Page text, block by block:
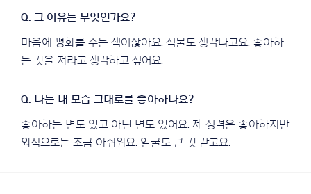
마음에 평화를 주는 색이잖아요. 식물도 생각나고요. 좋아하
는 것을 저라고 생각하고 싶어요.
좋아하는 면도 있고 아닌 면도 있어요. 제 성격은 좋아하지만
외적으로는 조금 아쉬워요. 얼굴도 큰 것 같고요.